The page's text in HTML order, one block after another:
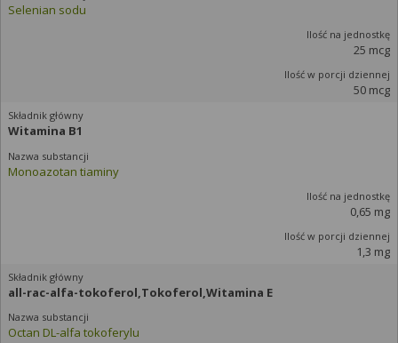
Selenian sodu
25 mcg
50 mcg
Witamina B1
Monoazotan tiaminy
0,65 mg
1,3 mg
all-rac-alfa-tokoferol,Tokoferol,Witamina E
Octan DL-alfa tokoferylu